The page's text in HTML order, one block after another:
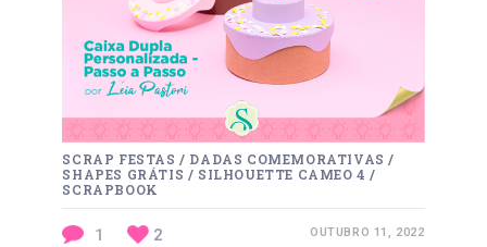
SCRAP FESTAS / DADAS COMEMORATIVAS /
SHAPES GRÁTIS / SILHOUETTE CAMEO 4 /
SCRAPBOOK
1 2 OUTUBRO 11, 2022